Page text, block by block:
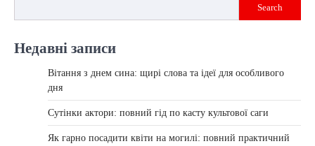
Search
Недавні записи
Вітання з днем сина: щирі слова та ідеї для особливого
дня
Сутінки актори: повний гід по касту культової саги
Як гарно посадити квіти на могилі: повний практичний